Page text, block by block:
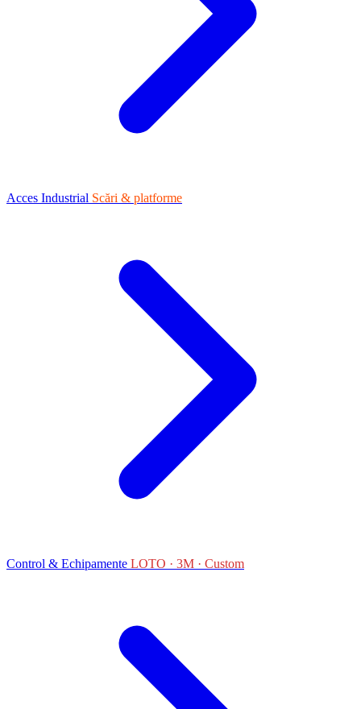
Acces Industrial Scări & platforme
Control & Echipamente LOTO · 3M · Custom